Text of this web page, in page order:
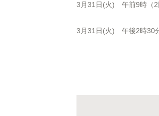
3月31日(火) 午前9時（2
3月31日(火) 午後2時30